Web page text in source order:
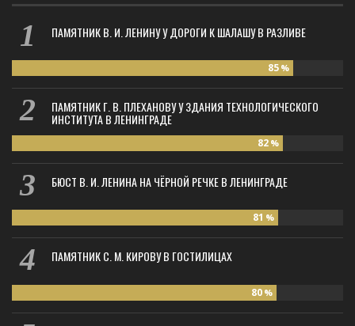
ПАМЯТНИК В. И. ЛЕНИНУ У ДОРОГИ К ШАЛАШУ В РАЗЛИВЕ
85 %
ПАМЯТНИК Г. В. ПЛЕХАНОВУ У ЗДАНИЯ ТЕХНОЛОГИЧЕСКОГО
ИНСТИТУТА В ЛЕНИНГРАДЕ
82 %
БЮСТ В. И. ЛЕНИНА НА ЧЁРНОЙ РЕЧКЕ В ЛЕНИНГРАДЕ
81 %
ПАМЯТНИК С. М. КИРОВУ В ГОСТИЛИЦАХ
80 %